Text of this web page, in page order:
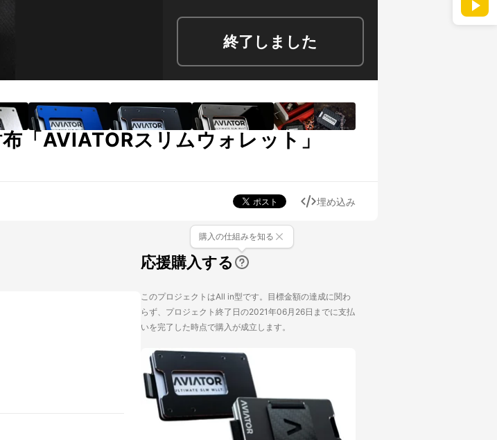
終了しました
「AVIATORスリムウォレット」
埋め込み
応援購入する
購入の仕組みを知る
このプロジェクトはAll in型です。目標金額の達成に関わ
らず、プロジェクト終了日の2021年06月26日までに支払
いを完了した時点で購入が成立します。